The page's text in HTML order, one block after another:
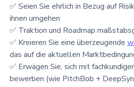
✅ Seien Sie ehrlich in Bezug auf
ihnen umgehen
✅ Traktion und Roadmap
✅ Kreieren Sie eine überzeugende
das auf die aktuellen
✅ Erwägen Sie, sich mit
bewerben (wie PitchBob +